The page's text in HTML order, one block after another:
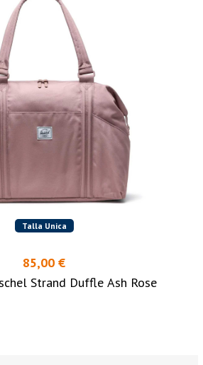
Talla Unica
85,00 €
Strand Duffle Ash Rose